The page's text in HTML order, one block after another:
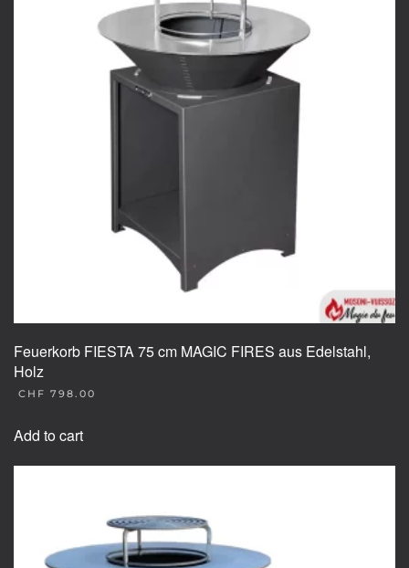
Feuerkorb FIESTA 75 cm MAGIC FIRES aus Edelstahl,
Holz
CHF 798.00
Add to cart